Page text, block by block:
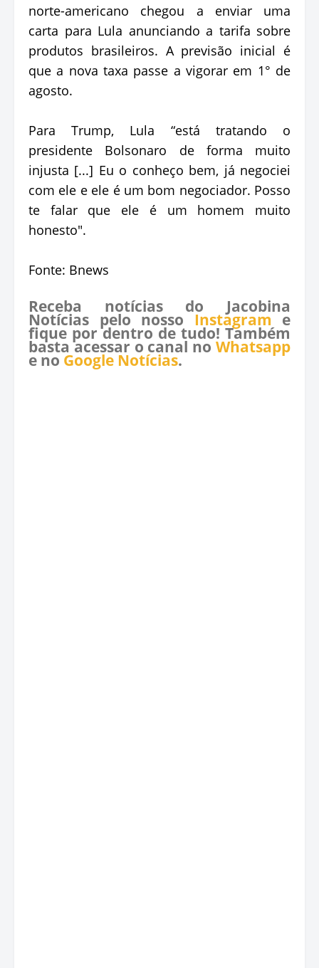
norte-americano chegou a enviar uma
carta para Lula anunciando a tarifa sobre
produtos brasileiros. A previsão inicial é
que a nova taxa passe a vigorar em 1° de
agosto.
Para Trump, Lula “está tratando o
presidente Bolsonaro de forma muito
injusta [...] Eu o conheço bem, já negociei
com ele e ele é um bom negociador. Posso
te falar que ele é um homem muito
honesto".
Fonte: Bnews
Receba notícias do Jacobina
Notícias pelo nosso Instagram e
fique por dentro de tudo! Também
basta acessar o canal no Whatsapp
e no Google Notícias.